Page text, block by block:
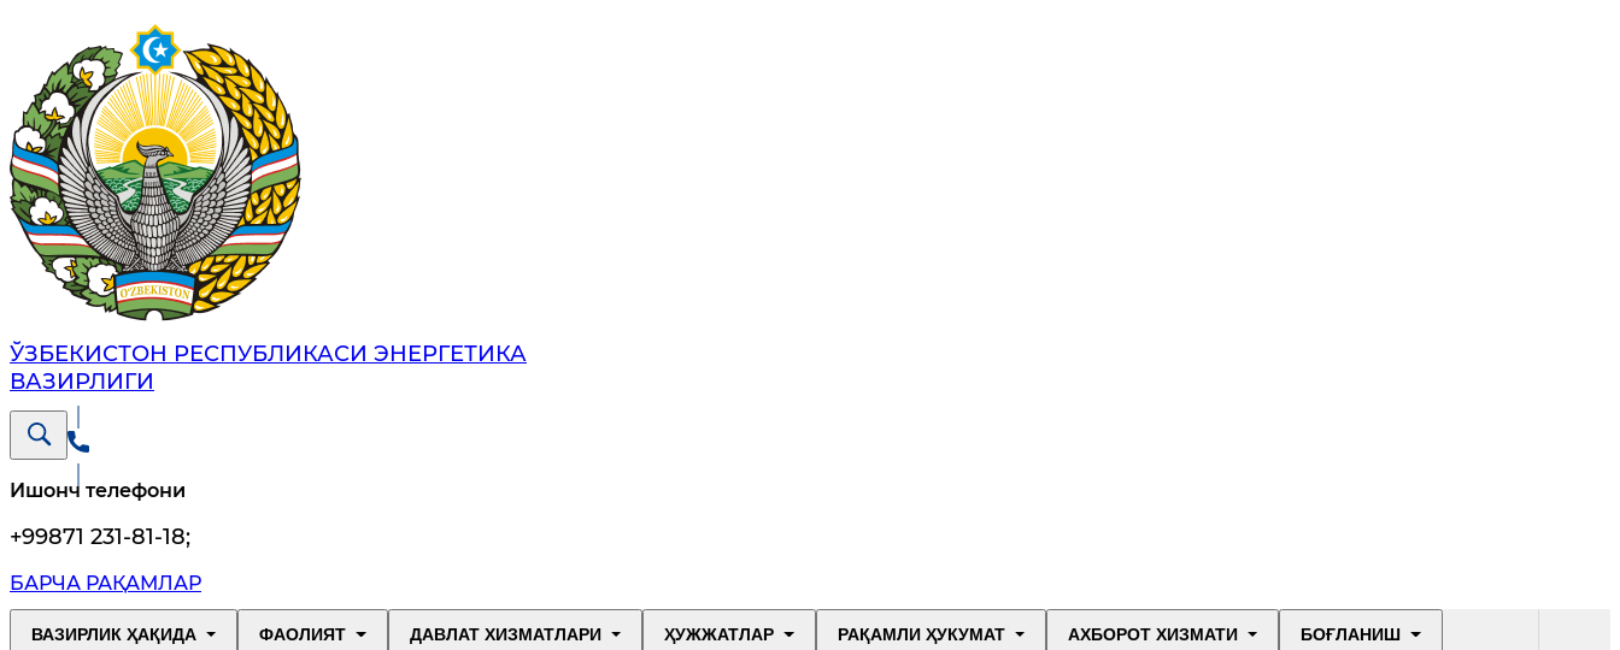
ЎЗБЕКИСТОН РЕСПУБЛИКАСИ ЭНЕРГЕТИКА
ВАЗИРЛИГИ
Ишонч телефони
+99871 231-81-18;
БАРЧА РАҚАМЛАР
ВАЗИРЛИК ҲАҚИДА ФАОЛИЯТ ДАВЛАТ ХИЗМАТЛАРИ ҲУЖЖАТЛАР РАҚАМЛИ ҲУКУМАТ АХБОРОТ ХИЗМАТИ БОҒЛАНИШ